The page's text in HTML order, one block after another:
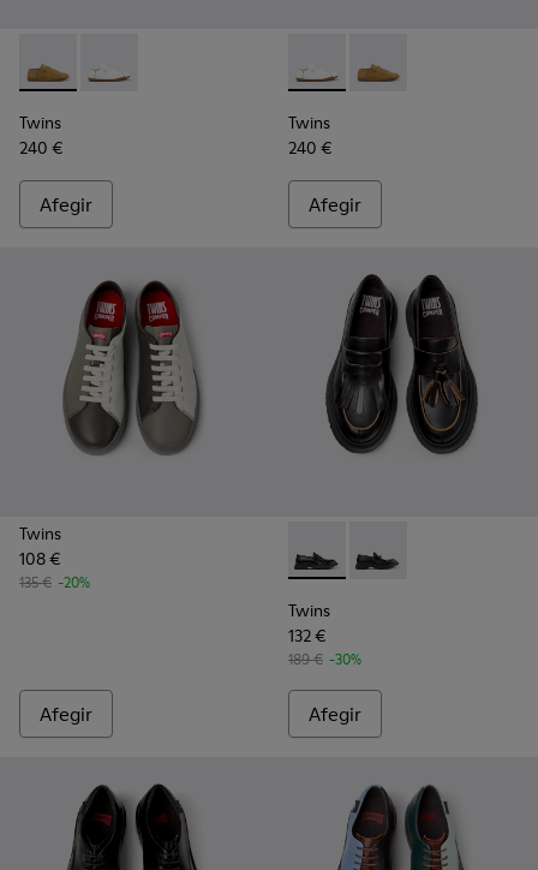
Twins - K101111-002 - Sabates marrons de pell d’adob
Twins - K101111-003 - Sabates blanques de pell
Twins
240 €
Afegir
Twins - K101111-003 -
Twins - K101111-002
Twins
240 €
Afegir
Twins
108 €
135 € -20%
Afegir
Twins - K101113-001 -
Twins - K101113-
Twins
132 €
189 € -30%
Afegir